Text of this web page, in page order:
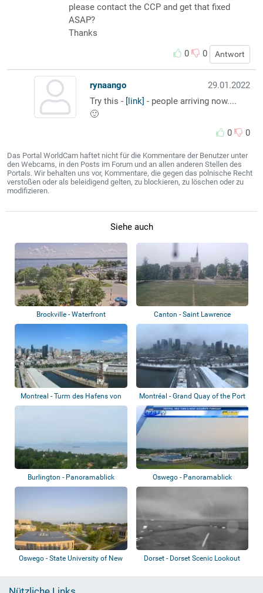
please contact the CCP and get that fixed
ASAP?
Thanks
0
0 Antwort
29.01.2022
rynaango
Try this - [link] - people arriving now....
🙂
0
0
Das Portal WorldCam haftet nicht für die Kommentare der Benutzer unter
den Webcams, in den Posts im Forum und an allen anderen Stellen des
Portals. Wir behalten uns vor, Kommentare, die gegen das polnische Recht
verstoßen oder als beleidigend gelten, zu blockieren, zu löschen oder zu
modifizieren.
Siehe auch
Brockville - Waterfront
Canton - Saint Lawrence
University
Montreal - Turm des Hafens von
Montreal
Montréal - Grand Quay of the Port
of Mon...
Burlington - Panoramablick Oswego - Panoramablick
Oswego - State University of New
Dorset - Dorset Scenic Lookout